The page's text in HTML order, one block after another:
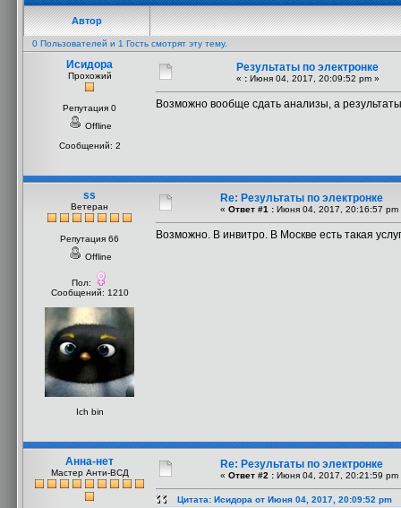
Автор
0 Пользователей и 1 Гость смотрят эту тему.
Исидора
Прохожий
Репутация 0
Offline
Сообщений: 2
Результаты по электронке
« : Июня 04, 2017, 20:09:52 pm »
Возможно вообще сдать анализы, а
ss
Ветеран
Репутация 66
Offline
Пол:
Сообщений: 1210
Ich bin
Re: Результаты по электронке
« Ответ #1 : Июня 04, 2017, 20:16:57 pm
Возможно. В инвитро. В Москве есть такая
Анна-нет
Мастер Анти-ВСД
Re: Результаты по электронке
« Ответ #2 : Июня 04, 2017, 20:21:59 pm
Цитата: Исидора от Июня 04, 2017, 20:09:52 pm